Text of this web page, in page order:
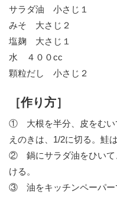
サラダ油 小さじ１
みそ 大さじ２
塩麹 大さじ１
水 ４００cc
顆粒だし 小さじ２
［作り方］
① 大根を半分、皮をむい
えのきは、1/2に切る。鮭
② 鍋にサラダ油をひいて
ける。
③ 油をキッチンペーパー